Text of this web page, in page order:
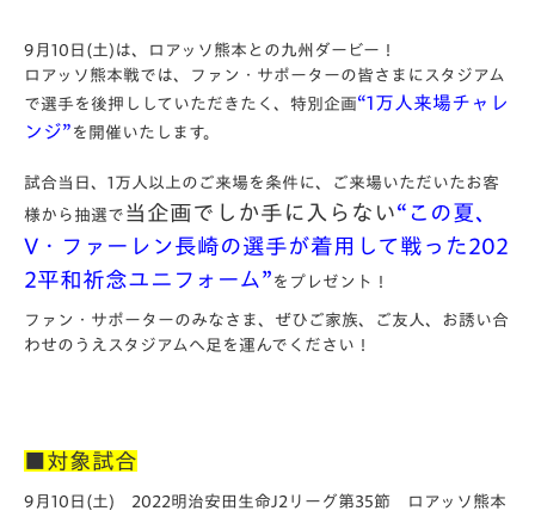
9月10日(土)は、ロアッソ熊本との九州ダービー！
ロアッソ熊本戦では、ファン・サポーターの皆さまにスタジアム
で選手を後押ししていただきたく、特別企画“1万人来場チャレ
ンジ” を開催いたします。
試合当日、1万人以上のご来場を条件に、ご来場いただいたお客
様から抽選で 当企画でしか手に入らない“この夏、
V・ファーレン長崎の選手が着用して戦った202
2平和祈念ユニフォーム ” をプレゼント！
ファン・サポーターのみなさま、ぜひご家族、ご友人、お誘い合
わせのうえスタジアムへ足を運んでください！
■対象試合
9月10日(土) 2022明治安田生命J2リーグ第35節 ロアッソ熊本